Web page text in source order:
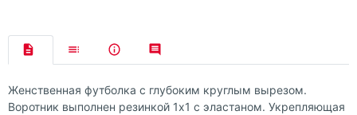
Женственная футболка с глубоким круглым вырезом.
Воротник выполнен резинкой 1х1 с эластаном. Укрепляющая